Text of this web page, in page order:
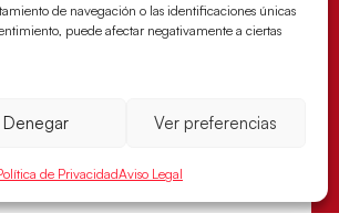
de navegación o las identificaciones únicas
puede afectar negativamente a ciertas
Denegar Ver preferencias
de PrivacidadAviso Legal
un billete para las